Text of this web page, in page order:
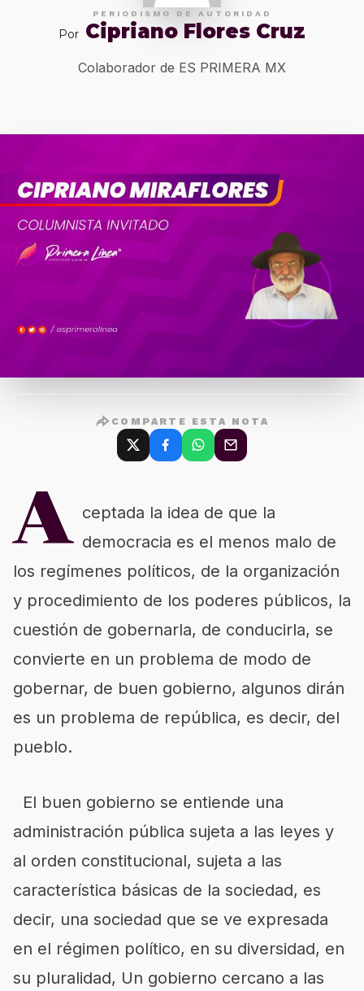
PERIODISMO DE AUTORIDAD
Por Cipriano Flores Cruz
Colaborador de ES PRIMERA MX
COMPARTE ESTA NOTA
A ceptada la idea de que la
democracia es el menos malo de
los regímenes políticos, de la organización
y procedimiento de los poderes públicos, la
cuestión de gobernarla, de conducirla, se
convierte en un problema de modo de
gobernar, de buen gobierno, algunos dirán
es un problema de república, es decir, del
pueblo.
El buen gobierno se entiende una
administración pública sujeta a las leyes y
al orden constitucional, sujeta a las
característica básicas de la sociedad, es
decir, una sociedad que se ve expresada
en el régimen político, en su diversidad, en
su pluralidad, Un gobierno cercano a las